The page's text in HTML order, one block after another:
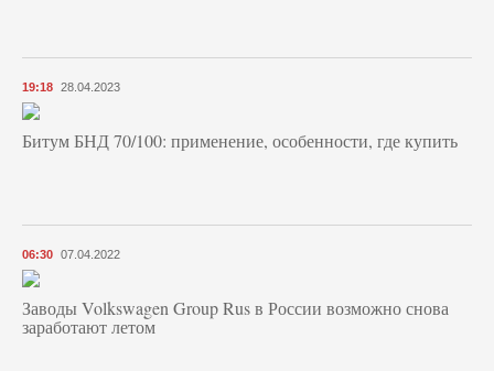
19:18 28.04.2023
Битум БНД 70/100: применение, особенности, где купить
06:30 07.04.2022
Заводы Volkswagen Group Rus в России возможно снова
заработают летом